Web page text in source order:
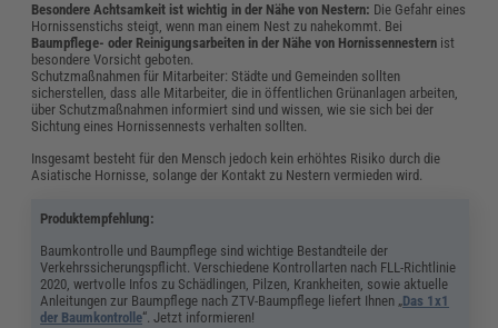
Besondere Achtsamkeit ist wichtig in der Nähe von Nestern: Die Gefahr eines
Hornissenstichs steigt, wenn man einem Nest zu nahekommt. Bei
Baumpflege- oder Reinigungsarbeiten in der Nähe von Hornissennestern ist
besondere Vorsicht geboten.
Schutzmaßnahmen für Mitarbeiter: Städte und Gemeinden sollten
sicherstellen, dass alle Mitarbeiter, die in öffentlichen Grünanlagen arbeiten,
über Schutzmaßnahmen informiert sind und wissen, wie sie sich bei der
Sichtung eines Hornissennests verhalten sollten.
Insgesamt besteht für den Mensch jedoch kein erhöhtes Risiko durch die
Asiatische Hornisse, solange der Kontakt zu Nestern vermieden wird.
Produktempfehlung:
Baumkontrolle und Baumpflege sind wichtige Bestandteile der
Verkehrssicherungspflicht. Verschiedene Kontrollarten nach FLL-Richtlinie
2020, wertvolle Infos zu Schädlingen, Pilzen, Krankheiten, sowie aktuelle
Anleitungen zur Baumpflege nach ZTV-Baumpflege liefert Ihnen „Das 1x1
der Baumkontrolle“. Jetzt informieren!